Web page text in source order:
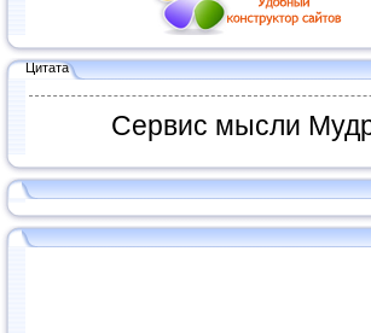
Цитата
Сервис мысли